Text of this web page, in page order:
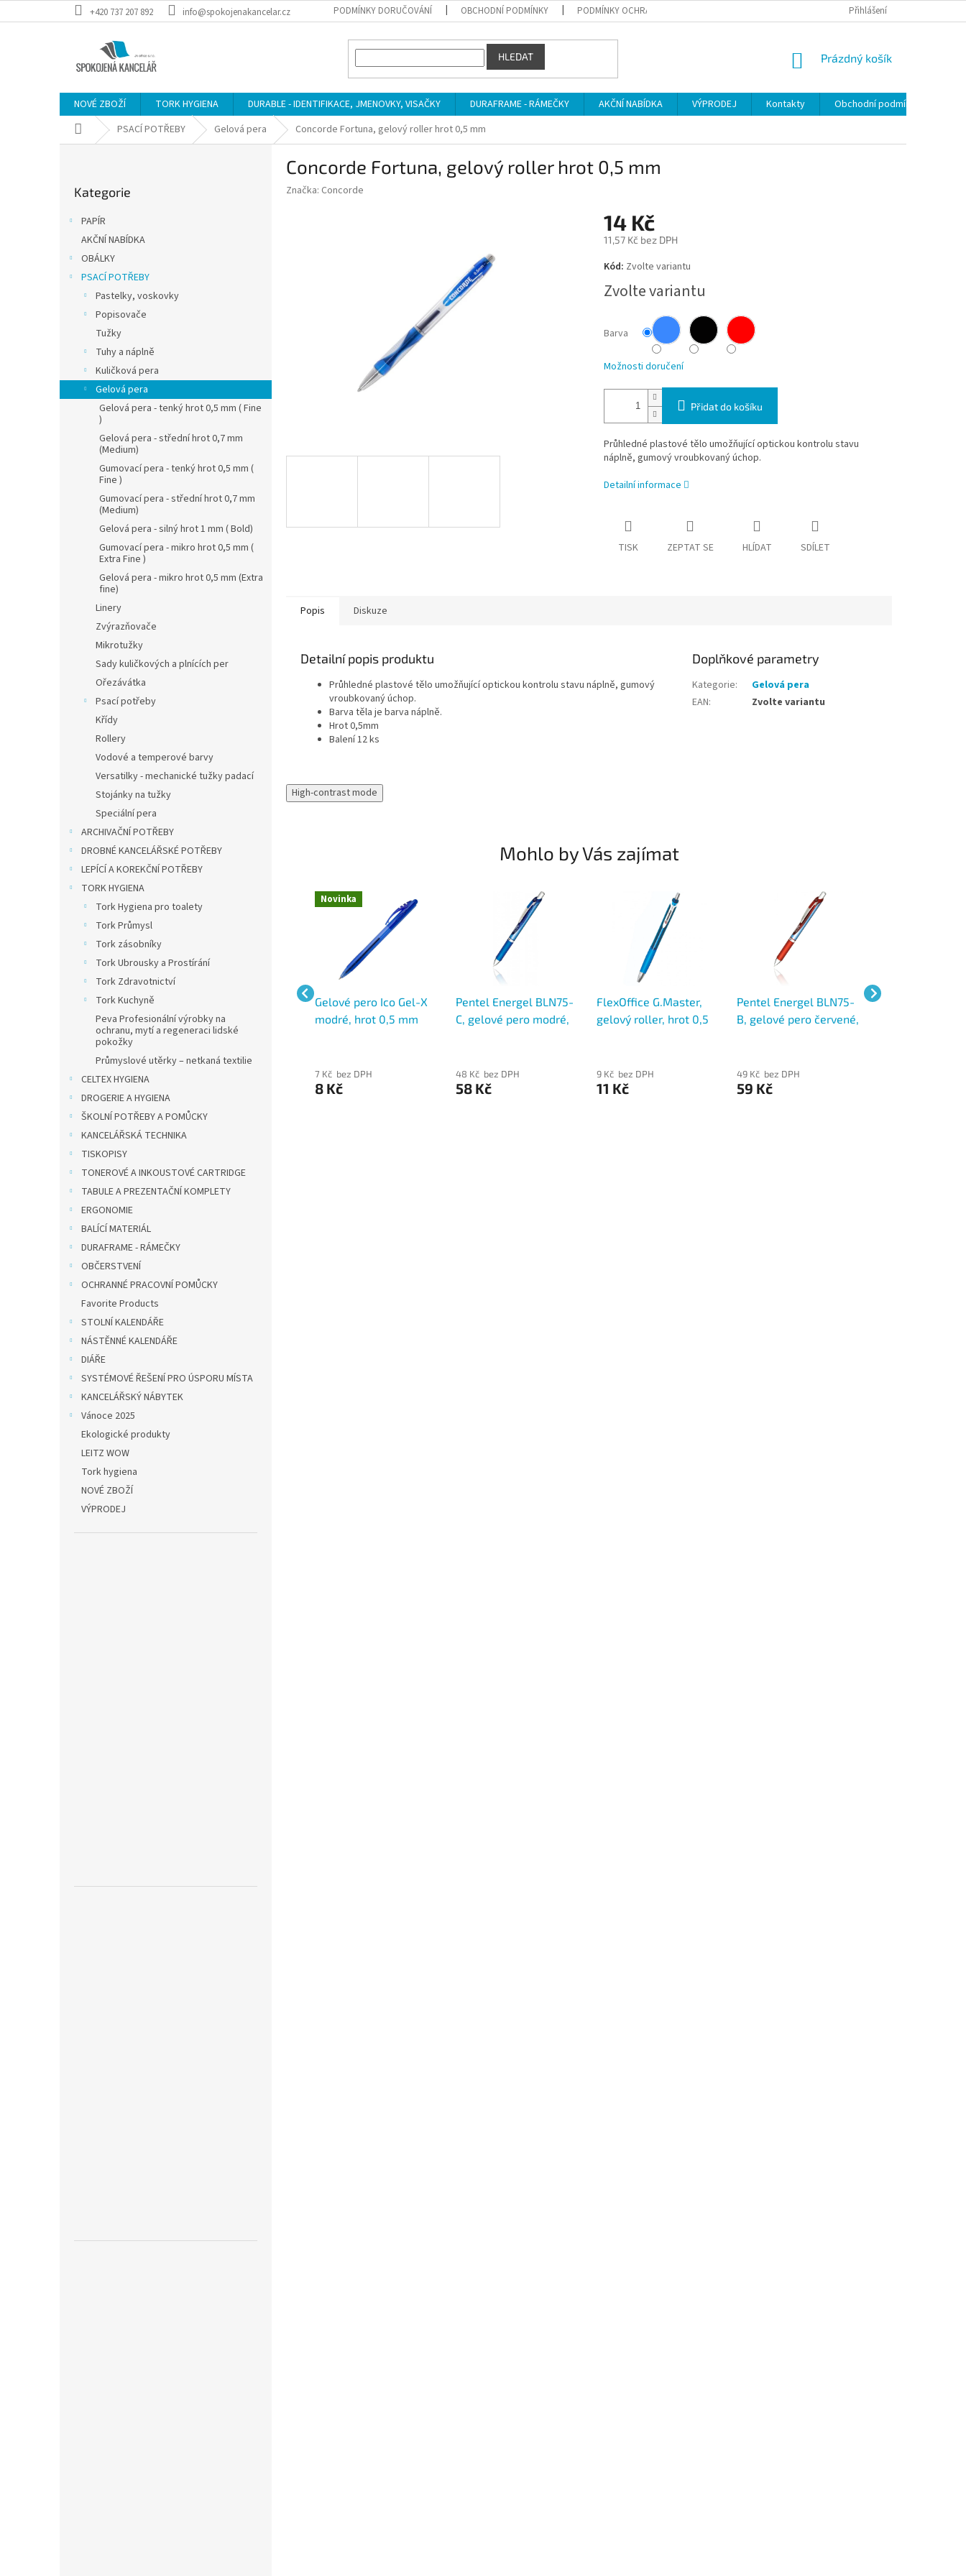
na
+420 737 207 892 info@spokojenakancelar.cz PODMÍNKY DORUČOVÁNÍ OBCHODNÍ PODMÍNKY PODMÍNKY OCHRANY OSOBNÍCH ÚDAJŮ Přihlášení
HLEDAT
NÁKUPNÍ
Prázdný košík
NOVÉ ZBOŽÍ TORK HYGIENA DURABLE - IDENTIFIKACE, JMENOVKY, VISAČKY DURAFRAME - RÁMEČKY AKČNÍ NABÍDKA VÝPRODEJ Kontakty
Obchodní podmínky
Domů PSACÍ POTŘEBY Gelová pera Concorde Fortuna, gelový roller hrot 0,5 mm
kategorie
Kategorie
PAPÍR
AKČNÍ NABÍDKA
OBÁLKY
PSACÍ POTŘEBY
Pastelky, voskovky
Popisovače
Tužky
Tuhy a náplně
Kuličková pera
Gelová pera
Gelová pera - tenký hrot 0,5 mm ( Fine
)
Gelová pera - střední hrot 0,7 mm
(Medium)
Gumovací pera - tenký hrot 0,5 mm (
Fine )
Gumovací pera - střední hrot 0,7 mm
(Medium)
Gelová pera - silný hrot 1 mm ( Bold)
Gumovací pera - mikro hrot 0,5 mm (
Extra Fine )
Gelová pera - mikro hrot 0,5 mm (Extra
fine)
Linery
Zvýrazňovače
Mikrotužky
Sady kuličkových a plnících per
Ořezávátka
Psací potřeby
Křídy
Rollery
Vodové a temperové barvy
Versatilky - mechanické tužky padací
Stojánky na tužky
Speciální pera
ARCHIVAČNÍ POTŘEBY
DROBNÉ KANCELÁŘSKÉ POTŘEBY
LEPÍCÍ A KOREKČNÍ POTŘEBY
TORK HYGIENA
Tork Hygiena pro toalety
Tork Průmysl
Tork zásobníky
Tork Ubrousky a Prostírání
Tork Zdravotnictví
Tork Kuchyně
Peva Profesionální výrobky na
ochranu, mytí a regeneraci lidské
pokožky
Průmyslové utěrky – netkaná textilie
CELTEX HYGIENA
DROGERIE A HYGIENA
ŠKOLNÍ POTŘEBY A POMŮCKY
KANCELÁŘSKÁ TECHNIKA
TISKOPISY
TONEROVÉ A INKOUSTOVÉ CARTRIDGE
TABULE A PREZENTAČNÍ KOMPLETY
ERGONOMIE
BALÍCÍ MATERIÁL
DURAFRAME - RÁMEČKY
OBČERSTVENÍ
OCHRANNÉ PRACOVNÍ POMŮCKY
Favorite Products
STOLNÍ KALENDÁŘE
NÁSTĚNNÉ KALENDÁŘE
DIÁŘE
SYSTÉMOVÉ ŘEŠENÍ PRO ÚSPORU MÍSTA
KANCELÁŘSKÝ NÁBYTEK
Vánoce 2025
Ekologické produkty
LEITZ WOW
Tork hygiena
NOVÉ ZBOŽÍ
VÝPRODEJ
Concorde Fortuna, gelový roller hrot 0,5 mm
Značka: Concorde
14 Kč
11,57 Kč bez DPH
Měrná
cena:
Kód: Zvolte variantu
Zvolte variantu
Barva
Možnosti doručení
Přidat do košíku
Průhledné plastové tělo umožňující optickou kontrolu stavu
náplně, gumový vroubkovaný úchop.
Detailní informace
TISK ZEPTAT SE HLÍDAT SDÍLET
Popis Diskuze
Detailní popis produktu
Průhledné plastové tělo umožňující optickou kontrolu stavu náplně, gumový
vroubkovaný úchop.
Barva těla je barva náplně.
Hrot 0,5mm
Balení 12 ks
Doplňkové parametry
Kategorie:
Gelová pera
EAN: Zvolte variantu
High-contrast mode
Mohlo by Vás zajímat
Pilot B2P gelový roller
2906 stopa 0,32 mm
42 Kč bez DPH
G-2 černý, roller hrot
0,5 mm
Novinka
Gelové pero Ico Gel-X
modré, hrot 0,5 mm
7 Kč bez DPH
8 Kč
Pentel Energel BLN75-
C, gelové pero modré,
48 Kč bez DPH
58 Kč
FlexOffice G.Master,
gelový roller, hrot 0,5
9 Kč bez DPH
11 Kč
Pentel Energel BLN75-
B, gelové pero červené,
49 Kč bez DPH
59 Kč
Pilot gelové